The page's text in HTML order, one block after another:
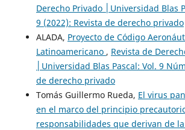
Derecho Privado │Universidad Blas
9 (2022): Revista de derecho privado
ALADA, Proyecto de Código
Latinoamericano , Revista de
│Universidad Blas Pascal: Vol. 9
de derecho privado
Tomás Guillermo Rueda, El virus
en el marco del principio
responsabilidades que derivan de